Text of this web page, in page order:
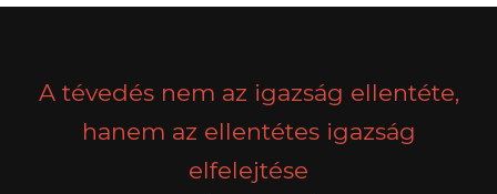
A tévedés nem az igazság ellentéte,
hanem az ellentétes igazság
elfelejtése